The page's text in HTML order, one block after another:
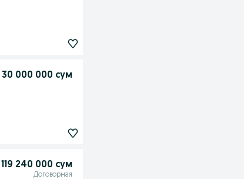
30 000 000 сум
119 240 000 сум
Договорная